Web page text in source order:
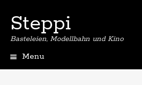
Steppi
Basteleien, Modellbahn und Kino
Menu